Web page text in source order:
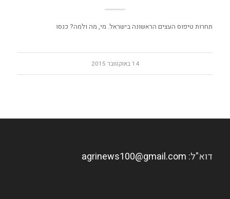
תחרות טיפוס העצים הראשונה בישראל. מי, מה ולמה? כנסו
14 באוקטובר 2015
דוא"ל: agrinews100@gmail.com